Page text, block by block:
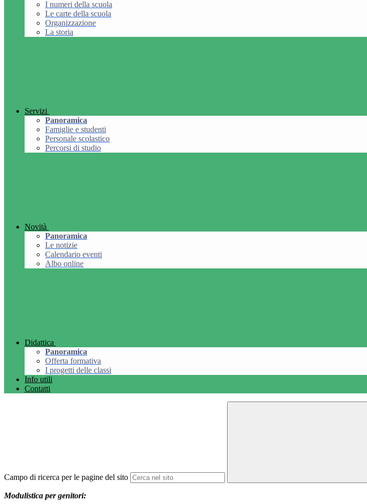
I numeri della scuola
Le carte della scuola
Organizzazione
La storia
Servizi
Panoramica
Famiglie e studenti
Personale scolastico
Percorsi di studio
Novità
Panoramica
Le notizie
Calendario eventi
Albo online
Didattica
Panoramica
Offerta formativa
I progetti delle classi
Info utili
Contatti
Campo di ricerca per le pagine del sito
Modulistica per genitori: